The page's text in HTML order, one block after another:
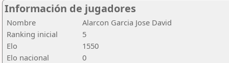
Información de jugadores
Nombre
Alarcon Garcia Jose David
Ranking inicial
5
Elo
1550
Elo nacional
0